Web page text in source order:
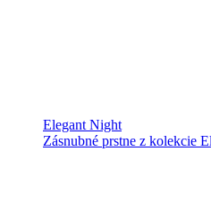
Elegant Night
Zásnubné prstne z kolekcie